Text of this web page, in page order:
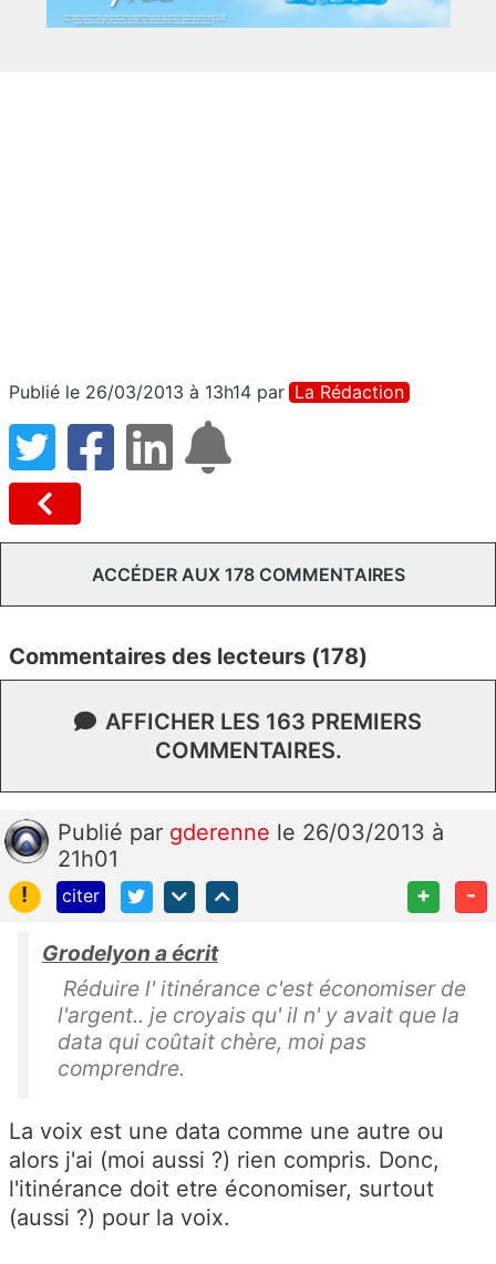
Publié le 26/03/2013 à 13h14 par La Rédaction
ACCÉDER AUX 178 COMMENTAIRES
Commentaires des lecteurs (178)
AFFICHER LES 163 PREMIERS
COMMENTAIRES.
Publié par gderenne le 26/03/2013 à
21h01
!
citer + -
Grodelyon a écrit
Réduire l' itinérance c'est économiser de
l'argent.. je croyais qu' il n' y avait que la
data qui coûtait chère, moi pas
comprendre.
La voix est une data comme une autre ou
alors j'ai (moi aussi ?) rien compris. Donc,
l'itinérance doit etre économiser, surtout
(aussi ?) pour la voix.